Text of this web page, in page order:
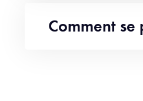
Comment